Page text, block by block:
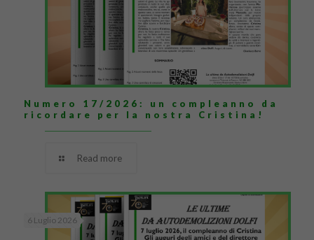
Numero 17/2026: un compleanno da
ricordare per la nostra Cristina!
Read more
6 Luglio 2026